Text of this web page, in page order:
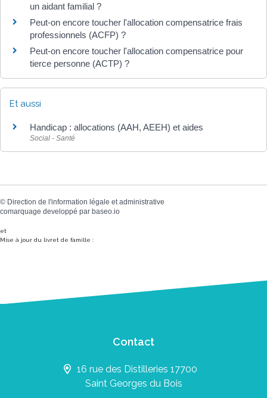
un aidant familial ?
Peut-on encore toucher l'allocation compensatrice frais
professionnels (ACFP) ?
Peut-on encore toucher l'allocation compensatrice pour
tierce personne (ACTP) ?
Et aussi
Handicap : allocations (AAH, AEEH) et aides
Social - Santé
© Direction de l'information légale et administrative
comarquage developpé par baseo.io
et
Mise à jour du livret de famille :
Contact
16 rue des Distilleries 17700
Saint Georges du Bois